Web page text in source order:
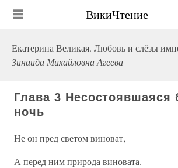
ВикиЧтение
Екатерина Великая. Любовь и слёзы
Зинаида Михайловна Агеева
Глава 3 Несостоявшаяся
ночь
Не он пред светом виноват,
А перед ним природа виновата.